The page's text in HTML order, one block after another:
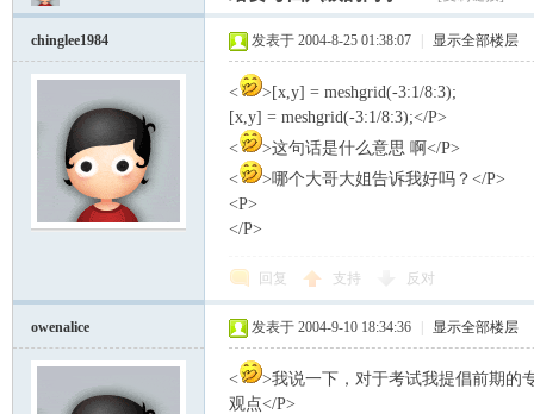
chinglee1984 发表于 2004-8-25 01:38:07 显示全部楼层
<
>[x,y] = meshgrid(-3:1/8:3);
[x,y] = meshgrid(-3:1/8:3);</P>
<
>这句话是什么意思 啊</P>
<
>哪个大哥大姐告诉我好吗？</P>
<P>
</P>
回复 支持 反对
owenalice 发表于 2004-9-10 18:34:36 显示全部楼层
<
>我说一下，对于考试我提倡前期的
观点</P>